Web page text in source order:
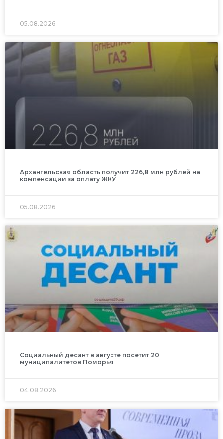
05.08.2026
Архангельская область получит 226,8 млн рублей на
компенсации за оплату ЖКУ
05.08.2026
Социальный десант в августе посетит 20
муниципалитетов Поморья
04.08.2026